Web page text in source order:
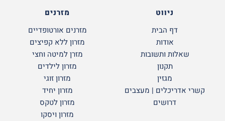
ניווט
דף הבית
אודות
שאלות ותשובות
תקנון
מגזין
קשרי אדריכלים | מעצבים
דרושים
מזרנים
מזרנים אורטופדיים
מזרון ללא קפיצים
מזרן למיטה וחצי
מזרון לילדים
מזרון זוגי
מזרון יחיד
מזרון לטקס
מזרון ויסקו